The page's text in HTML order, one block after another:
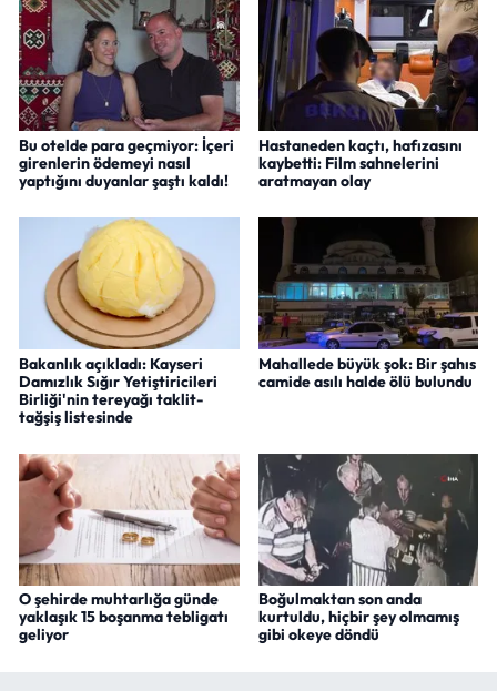
Bu otelde para geçmiyor: İçeri
girenlerin ödemeyi nasıl
yaptığını duyanlar şaştı kaldı!
Hastaneden kaçtı, hafızasını
kaybetti: Film sahnelerini
aratmayan olay
Bakanlık açıkladı: Kayseri
Damızlık Sığır Yetiştiricileri
Birliği'nin tereyağı taklit-
tağşiş listesinde
Mahallede büyük şok: Bir şahıs
camide asılı halde ölü bulundu
O şehirde muhtarlığa günde
yaklaşık 15 boşanma tebligatı
geliyor
Boğulmaktan son anda
kurtuldu, hiçbir şey olmamış
gibi okeye döndü